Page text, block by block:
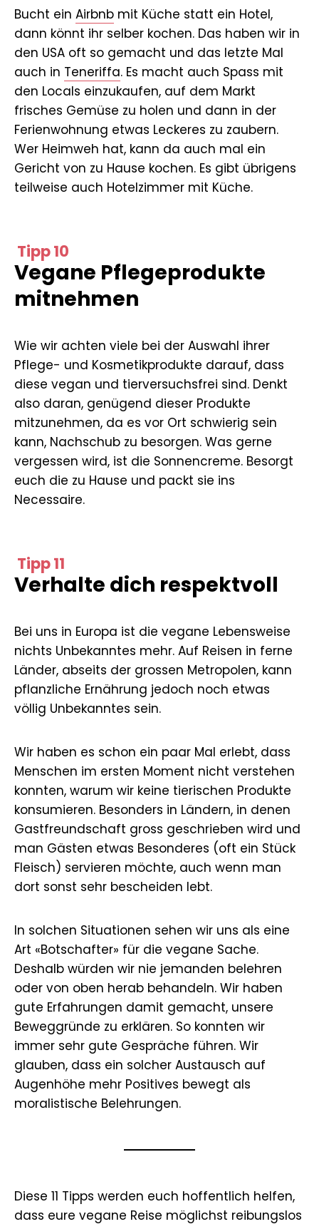
Bucht ein Airbnb mit Küche statt ein Hotel,
dann könnt ihr selber kochen. Das haben wir in
den USA oft so gemacht und das letzte Mal
auch in Teneriffa. Es macht auch Spass mit
den Locals einzukaufen, auf dem Markt
frisches Gemüse zu holen und dann in der
Ferienwohnung etwas Leckeres zu zaubern.
Wer Heimweh hat, kann da auch mal ein
Gericht von zu Hause kochen. Es gibt übrigens
teilweise auch Hotelzimmer mit Küche.
Tipp 10
Vegane Pflegeprodukte
mitnehmen
Wie wir achten viele bei der Auswahl ihrer
Pflege- und Kosmetikprodukte darauf, dass
diese vegan und tierversuchsfrei sind. Denkt
also daran, genügend dieser Produkte
mitzunehmen, da es vor Ort schwierig sein
kann, Nachschub zu besorgen. Was gerne
vergessen wird, ist die Sonnencreme. Besorgt
euch die zu Hause und packt sie ins
Necessaire.
Tipp 11
Verhalte dich respektvoll
Bei uns in Europa ist die vegane Lebensweise
nichts Unbekanntes mehr. Auf Reisen in ferne
Länder, abseits der grossen Metropolen, kann
pflanzliche Ernährung jedoch noch etwas
völlig Unbekanntes sein.
Wir haben es schon ein paar Mal erlebt, dass
Menschen im ersten Moment nicht verstehen
konnten, warum wir keine tierischen Produkte
konsumieren. Besonders in Ländern, in denen
Gastfreundschaft gross geschrieben wird und
man Gästen etwas Besonderes (oft ein Stück
Fleisch) servieren möchte, auch wenn man
dort sonst sehr bescheiden lebt.
In solchen Situationen sehen wir uns als eine
Art «Botschafter» für die vegane Sache.
Deshalb würden wir nie jemanden belehren
oder von oben herab behandeln. Wir haben
gute Erfahrungen damit gemacht, unsere
Beweggründe zu erklären. So konnten wir
immer sehr gute Gespräche führen. Wir
glauben, dass ein solcher Austausch auf
Augenhöhe mehr Positives bewegt als
moralistische Belehrungen.
Diese 11 Tipps werden euch hoffentlich helfen,
dass eure vegane Reise möglichst reibungslos